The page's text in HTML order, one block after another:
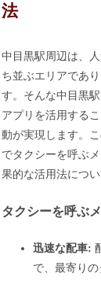
法
中目黒駅周辺は、
ち並ぶエリアであ
す。そんな中目黒
アプリを活用する
動が実現します。
でタクシーを呼ぶ
果的な活用法につ
タクシーを呼ぶ
迅速な配車:
で、最寄り